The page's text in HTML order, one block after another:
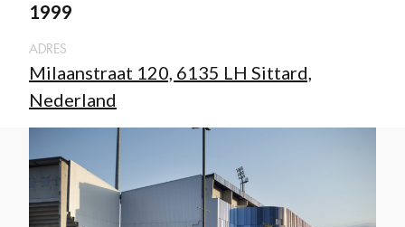
1999
ADRES
Milaanstraat 120, 6135 LH Sittard,
Nederland